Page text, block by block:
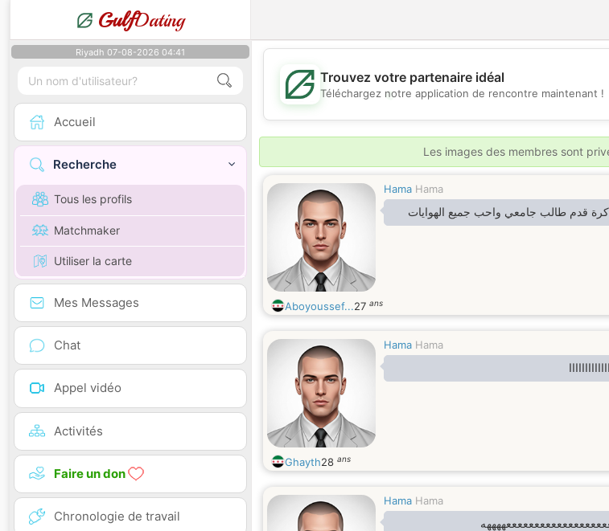
GulfDating
Riyadh 07-08-2026 04:41
Accueil
Recherche
Tous les profils
Matchmaker
Utiliser la carte
Mes Messages
Chat
Appel vidéo
Activités
Faire un don
Chronologie de travail
💖
💕
Trouvez votre partenaire idéal
Téléchargez notre application de rencontre maintenant !
Les images des membres sont
Hama Hama
قدم طالب جامعي واحب جميع الهوايات
Aboyoussef...27 ans
Hama Hama
Ghayth28 ans
Hama Hama